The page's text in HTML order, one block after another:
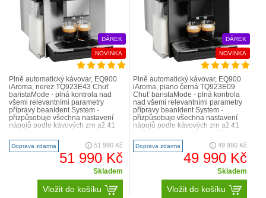
DÁREK
NOVINKA
Plně automatický kávovar, EQ900
iAroma, nerez TQ923E43 Chuť
baristaMode - plná kontrola nad
všemi relevantními parametry
přípravy beanIdent System -
přizpůsobuje všechna nastavení
nápojů podle kávových zrn až 41
horkých a studených nápojů
(včetně mléka, mléčné pěny a hor..
Doprava zdarma 51 990 Kč
51 990 Kč
Skladem
Vložit do košíku
DÁREK
NOVINKA
Plně automatický kávovar, EQ900
iAroma, piano černá TQ923E09
Chuť baristaMode - plná kontrola
nad všemi relevantními parametry
přípravy beanIdent System -
přizpůsobuje všechna nastavení
nápojů podle kávových zrn až 41
horkých a studených nápojů
(včetně mléka, mléčné pěny..
Doprava zdarma 49 990 Kč
49 990 Kč
Skladem
Vložit do košíku